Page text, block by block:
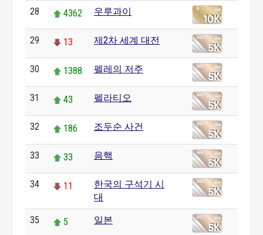
28 4362 우루과이
29 13 제2차 세계 대전
30 1388 펠레의 저주
31 43 펠라티오
32 186 조두순 사건
33 33 음핵
34 11
한국의 구석기 시
대
35 5 일본